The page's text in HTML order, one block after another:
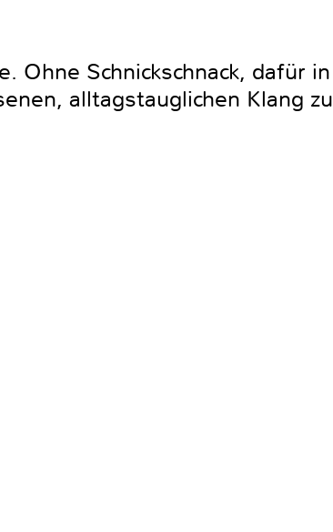
Ohne Schnickschnack, dafür in
alltagstauglichen Klang zu